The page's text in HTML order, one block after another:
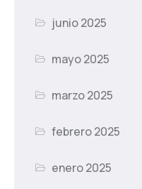
junio 2025
mayo 2025
marzo 2025
febrero 2025
enero 2025